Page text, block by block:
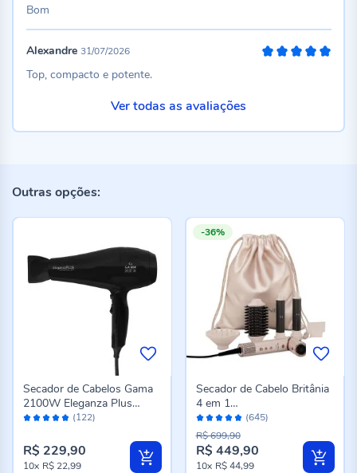
Bom
Alexandre 31/07/2026
Top, compacto e potente.
Ver todas as avaliações
Outras opções:
Avaliação: (122)
Secador de Cabelos Gama
2100W Eleganza Plus
Ceramic
R$ 229,90
10x R$ 22,99
-36%
Avaliação:
96%
(645)
Secador de Cabelo Britânia
4 em 1
Motor BLDC 1450W BSD1
5A
R$ 449,90
R$ 699,90
10x R$ 44,99